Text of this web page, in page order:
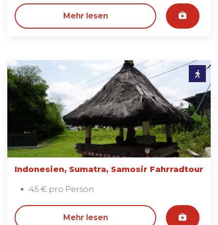
Mehr lesen
Indonesien, Sumatra, Samosir Fahrradtour
45 € pro Person
Mehr lesen